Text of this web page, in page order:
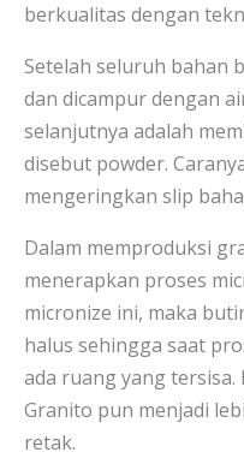
berkualitas dengan
Setelah seluruh bahan
dan dicampur dengan
selanjutnya adalah
disebut powder.
mengeringkan slip
Dalam memproduksi
menerapkan proses
micronize ini, maka
halus sehingga saat
ada ruang yang
Granito pun menjadi
retak.